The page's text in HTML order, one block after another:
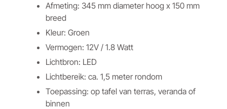
Afmeting: 345 mm diameter hoog x 150 mm
breed
Kleur: Groen
Vermogen: 12V / 1.8 Watt
Lichtbron: LED
Lichtbereik: ca. 1,5 meter rondom
Toepassing: op tafel van terras, veranda of
binnen